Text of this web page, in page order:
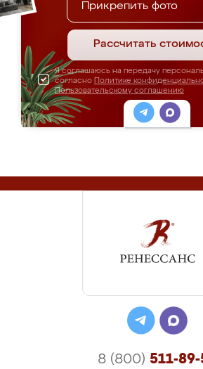
Прикрепить фото
Рассчитать
Я соглашаюсь на передачу
согласно Политике
Пользовательскому соглашению
8 (800) 511-